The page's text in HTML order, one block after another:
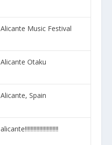
Alicante Music Festival
Alicante Otaku
Alicante, Spain
alicante!!!!!!!!!!!!!!!!!!!!!!!